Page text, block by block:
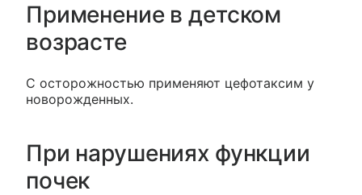
Применение в детском
возрасте
С осторожностью применяют цефотаксим у
новорожденных.
При нарушениях функции
почек